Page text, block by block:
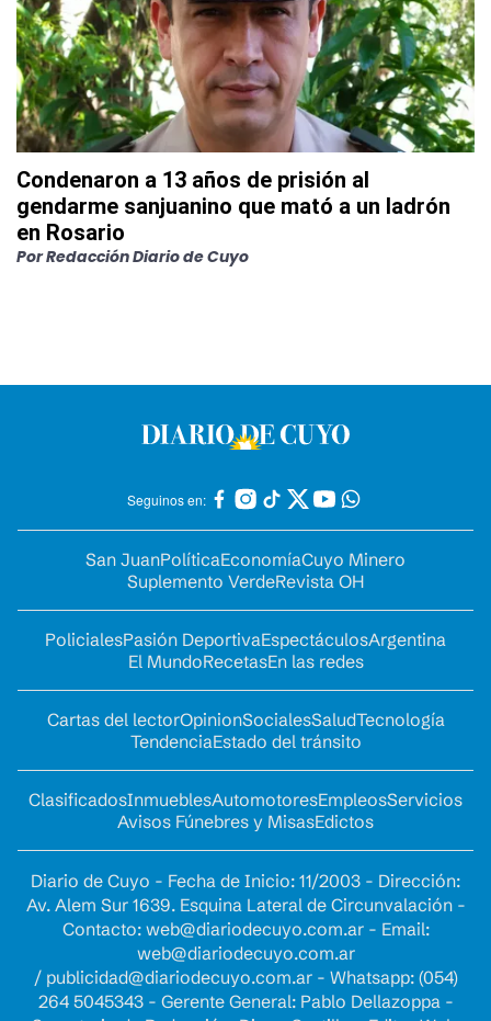
Condenaron a 13 años de prisión al
gendarme sanjuanino que mató a un ladrón
en Rosario
PorRedacción Diario de Cuyo
Seguinos en:
San JuanPolíticaEconomíaCuyo Minero
Suplemento VerdeRevista OH
PolicialesPasión DeportivaEspectáculosArgentina
El MundoRecetasEn las redes
Cartas del lectorOpinionSocialesSaludTecnología
TendenciaEstado del tránsito
ClasificadosInmueblesAutomotoresEmpleosServicios
Avisos Fúnebres y MisasEdictos
Diario de Cuyo - Fecha de Inicio: 11/2003 - Dirección:
Av. Alem Sur 1639. Esquina Lateral de Circunvalación -
Contacto: web@diariodecuyo.com.ar- Email:
web@diariodecuyo.com.ar
/ publicidad@diariodecuyo.com.ar- Whatsapp: (054)
264 5045343 - Gerente General: Pablo Dellazoppa -